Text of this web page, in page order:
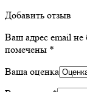
Добавить отзыв
Ваш адрес email не
помечены *
Ваша оценка